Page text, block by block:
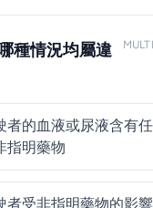
種情況均屬違
者的血液或尿液含有
指明藥物
者受非指明藥物的影